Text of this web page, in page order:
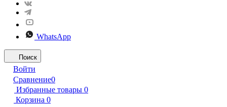
WhatsApp
Поиск
Войти
Сравнение0
Избранные товары 0
Корзина 0